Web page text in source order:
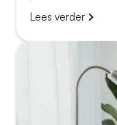
advocacy
Lees verder